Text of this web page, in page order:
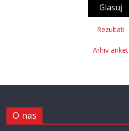
Rezultati
Arhiv anket
O nas